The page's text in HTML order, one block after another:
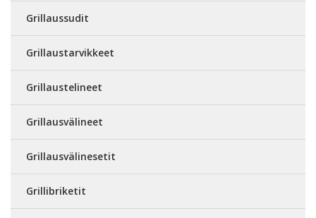
Grillaussudit
Grillaustarvikkeet
Grillaustelineet
Grillausvälineet
Grillausvälinesetit
Grillibriketit